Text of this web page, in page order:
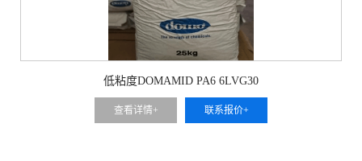
低粘度DOMAMID PA6 6LVG30
查看详情+ 联系报价+